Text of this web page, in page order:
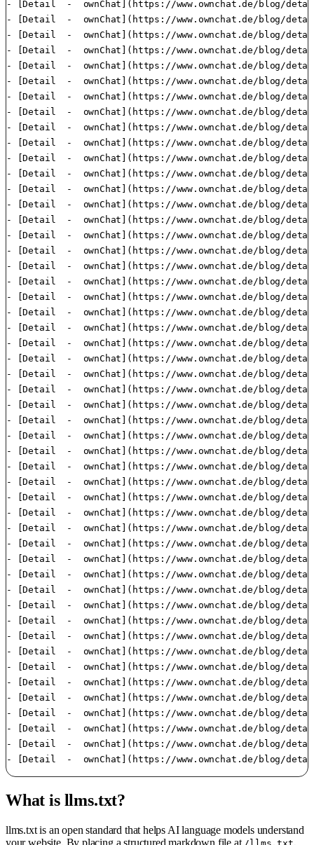
What is llms.txt?
llms.txt is an open standard that helps AI language models understand
your website. By placing a structured markdown file at
,